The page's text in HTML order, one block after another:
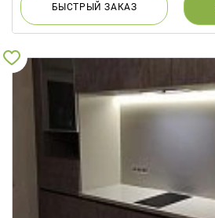
БЫСТРЫЙЗАКАЗ